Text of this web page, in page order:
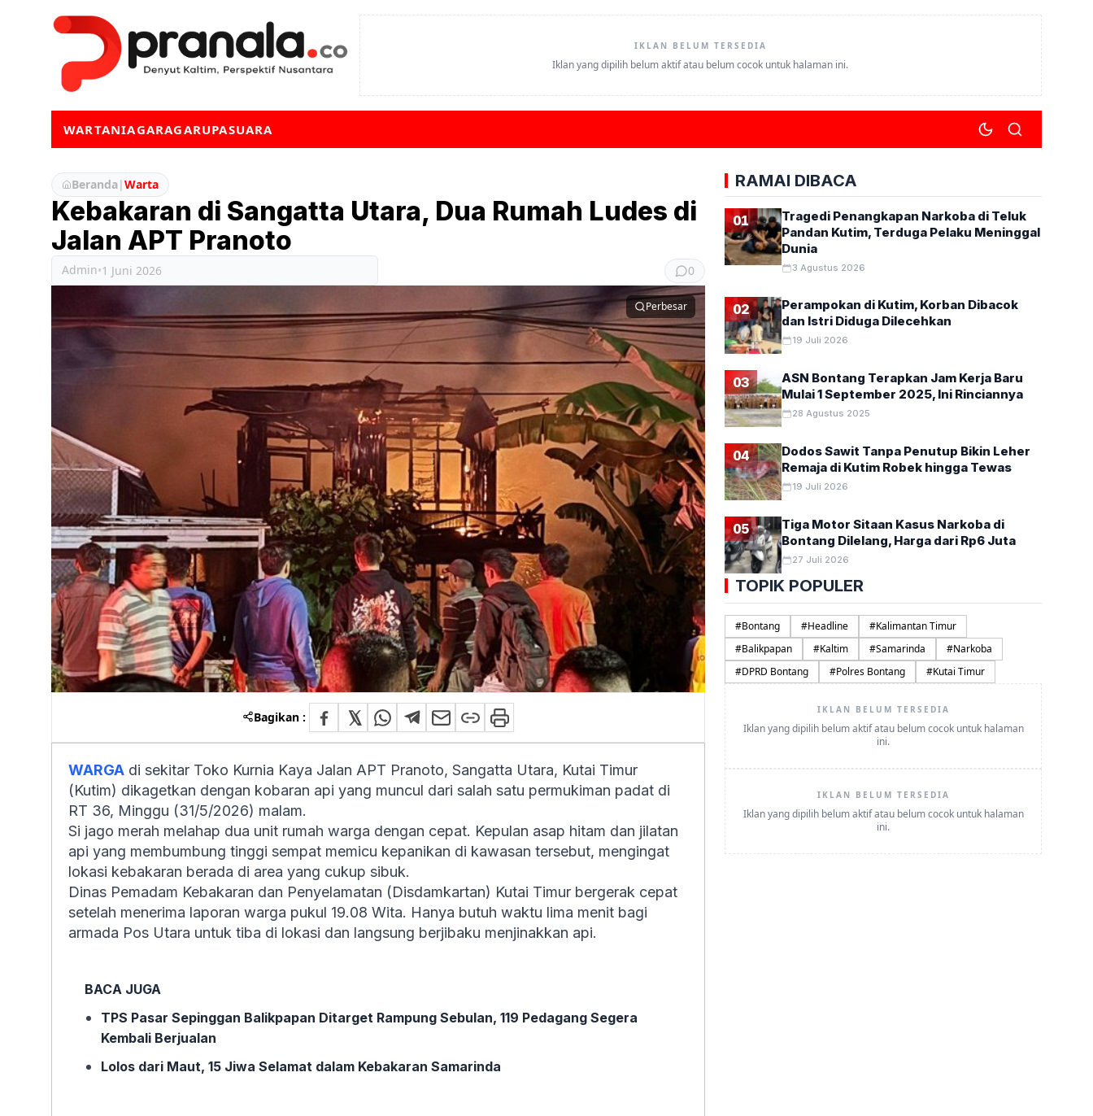
IKLAN BELUM TERSEDIA
Iklan yang dipilih belum aktif atau belum cocok untuk halaman ini.
WARTANIAGARAGARUPASUARA
Beranda|Warta
Kebakaran di Sangatta Utara, Dua Rumah Ludes di
Jalan APT Pranoto
Admin•1 Juni 2026 0
Perbesar
Bagikan :
WARGA di sekitar Toko Kurnia Kaya Jalan APT Pranoto, Sangatta Utara, Kutai Timur
(Kutim) dikagetkan dengan kobaran api yang muncul dari salah satu permukiman padat di
RT 36, Minggu (31/5/2026) malam.
Si jago merah melahap dua unit rumah warga dengan cepat. Kepulan asap hitam dan jilatan
api yang membumbung tinggi sempat memicu kepanikan di kawasan tersebut, mengingat
lokasi kebakaran berada di area yang cukup sibuk.
Dinas Pemadam Kebakaran dan Penyelamatan (Disdamkartan) Kutai Timur bergerak cepat
setelah menerima laporan warga pukul 19.08 Wita. Hanya butuh waktu lima menit bagi
armada Pos Utara untuk tiba di lokasi dan langsung berjibaku menjinakkan api.
BACA JUGA
TPS Pasar Sepinggan Balikpapan Ditarget Rampung Sebulan, 119 Pedagang Segera
Kembali Berjualan
Lolos dari Maut, 15 Jiwa Selamat dalam Kebakaran Samarinda
RAMAI DIBACA
01
Tragedi Penangkapan Narkoba di Teluk
Pandan Kutim, Terduga Pelaku Meninggal
Dunia
3 Agustus 2026
02
Perampokan di Kutim, Korban Dibacok
dan Istri Diduga Dilecehkan
19 Juli 2026
03
ASN Bontang Terapkan Jam Kerja Baru
Mulai 1 September 2025, Ini Rinciannya
28 Agustus 2025
04
Dodos Sawit Tanpa Penutup Bikin Leher
Remaja di Kutim Robek hingga Tewas
19 Juli 2026
05
Tiga Motor Sitaan Kasus Narkoba di
Bontang Dilelang, Harga dari Rp6 Juta
27 Juli 2026
TOPIK POPULER
#Bontang #Headline #Kalimantan Timur
#Balikpapan #Kaltim #Samarinda #Narkoba
#DPRD Bontang #Polres Bontang #Kutai Timur
IKLAN BELUM TERSEDIA
Iklan yang dipilih belum aktif atau belum cocok untuk halaman
ini.
IKLAN BELUM TERSEDIA
Iklan yang dipilih belum aktif atau belum cocok untuk halaman
ini.